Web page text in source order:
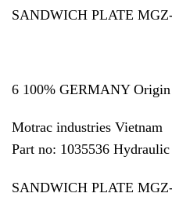
SANDWICH PLATE
6 100% GERMANY
Motrac industries
Part no: 1035536
SANDWICH PLATE